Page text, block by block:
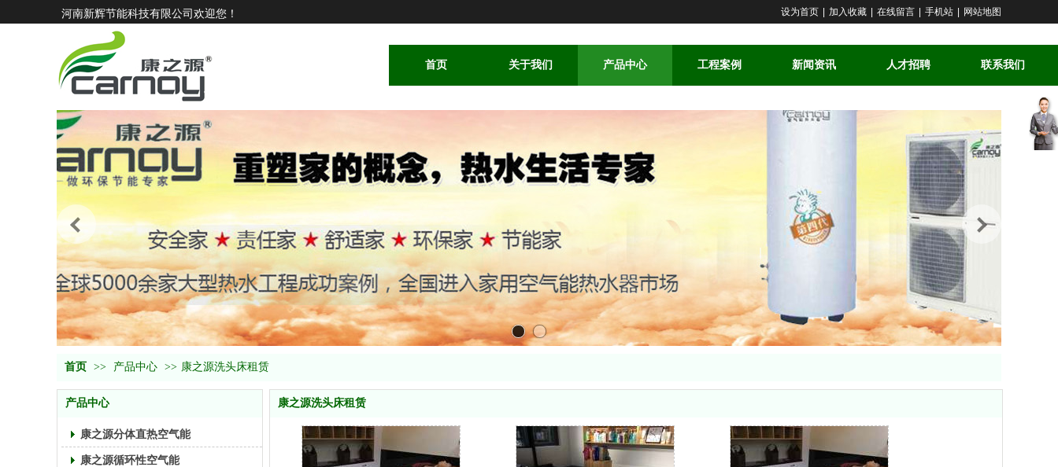
河南新辉节能科技有限公司欢迎您！
首页 关于我们 产品中心 工程案例 新闻资讯 人才招聘 联系我们
设为首页 加入收藏 在线留言 手机站 网站地图
首页 >> 产品中心 >> 康之源洗头床租赁
产品中心
康之源分体直热空气能
康之源循环性空气能
康之源洗头床租赁